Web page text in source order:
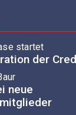
startet
der
neue